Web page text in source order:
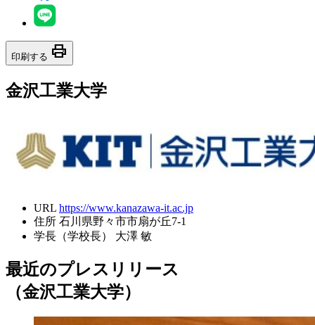
印刷する print
金沢工業大学
URL https://www.kanazawa-it.ac.jp
住所 石川県野々市市扇が丘7-1
学長（学校長）
大澤 敏
最近のプレスリリース
（金沢工業大学）